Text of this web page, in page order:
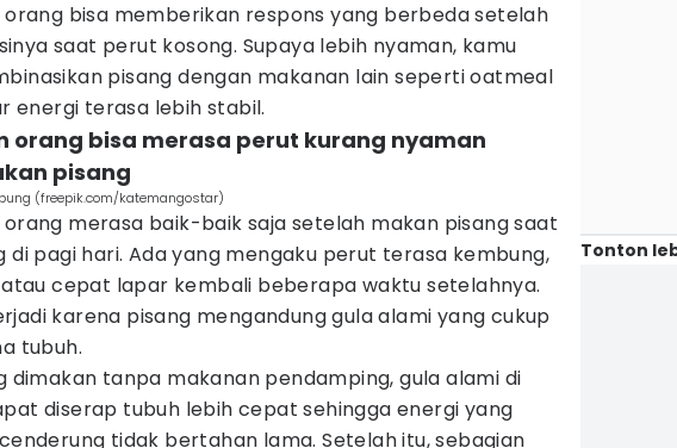
bisa memberikan respons yang berbeda setelah
saat perut kosong. Supaya lebih nyaman, kamu
pisang dengan makanan lain seperti oatmeal
energi terasa lebih stabil.
orang bisa merasa perut kurang nyaman
pisang
(freepik.com/katemangostar)
orang merasa baik-baik saja setelah makan pisang saat
di pagi hari. Ada yang mengaku perut terasa kembung,
cepat lapar kembali beberapa waktu setelahnya.
karena pisang mengandung gula alami yang cukup
tubuh.
dimakan tanpa makanan pendamping, gula alami di
diserap tubuh lebih cepat sehingga energi yang
tidak bertahan lama. Setelah itu, sebagian
Tonton